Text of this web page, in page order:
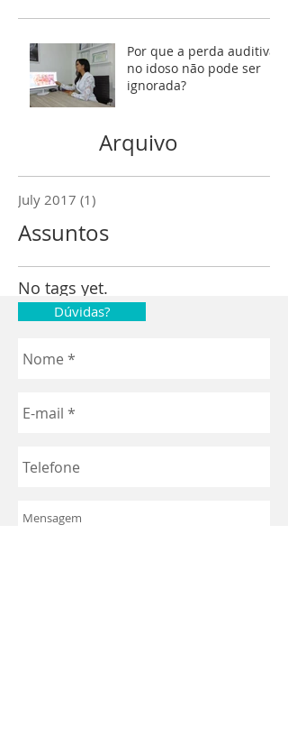
Por que a perda auditiva
no idoso não pode ser
ignorada?
Arquivo
July 2017 (1)
Assuntos
No tags yet.
Dúvidas?